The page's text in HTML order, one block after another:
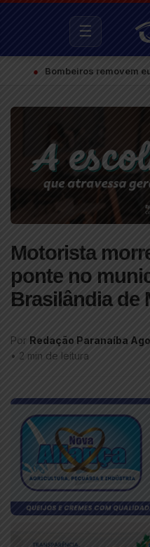
☰
Bombeiros removem eucalipto
Motorista
ponte no
Brasilândia de
Por Redação Paranaíba
• 2 min de leitura